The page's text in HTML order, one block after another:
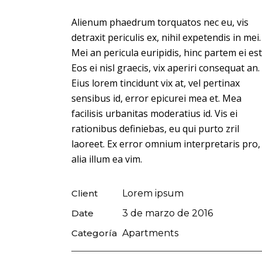
Alienum phaedrum torquatos nec eu, vis
detraxit periculis ex, nihil expetendis in mei.
Mei an pericula euripidis, hinc partem ei
Eos ei nisl graecis, vix aperiri consequat an.
Eius lorem tincidunt vix at, vel pertinax
sensibus id, error epicurei mea et. Mea
facilisis urbanitas moderatius id. Vis ei
rationibus definiebas, eu qui purto zril
laoreet. Ex error omnium interpretaris pro,
alia illum ea vim.
Client
Lorem ipsum
Date
3 de marzo de 2016
Categoría Apartments